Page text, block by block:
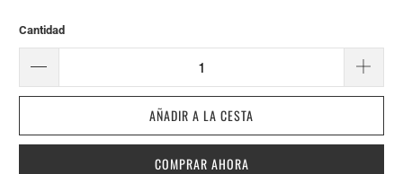
Cantidad
AÑADIR A LA CESTA
COMPRAR AHORA